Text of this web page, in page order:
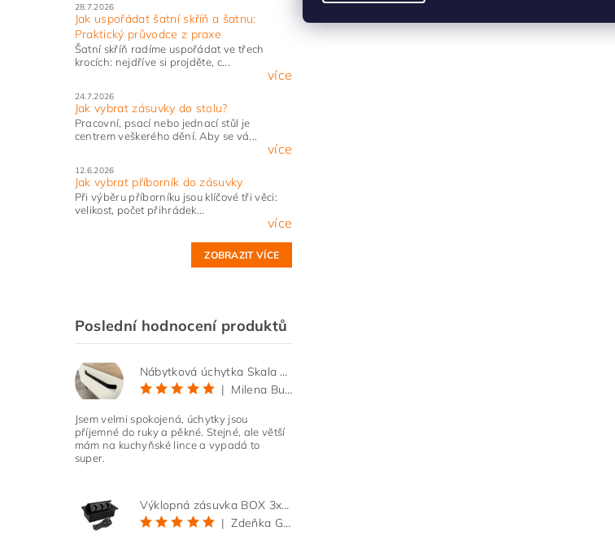
28.7.2026
Jak uspořádat šatní skříň a šatnu:
Praktický průvodce z praxe
Šatní skříň radíme uspořádat ve třech
krocích: nejdříve si projděte, c...
více
24.7.2026
Jak vybrat zásuvky do stolu?
Pracovní, psací nebo jednací stůl je
centrem veškerého dění. Aby se vá...
více
12.6.2026
Jak vybrat příborník do zásuvky
Při výběru příborníku jsou klíčové tři věci:
velikost, počet přihrádek...
více
ZOBRAZIT VÍCE
Poslední hodnocení produktů
Nábytková úchytka Skala černá matná
|
Milena Bučková
Jsem velmi spokojená, úchytky jsou
příjemné do ruky a pěkné. Stejné, ale větší
mám na kuchyňské lince a vypadá to
super.
Výklopná zásuvka BOX 3x 230V s 3m kabelem - černá
|
Zdeňka Gold